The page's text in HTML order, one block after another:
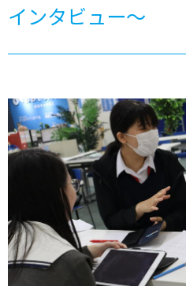
インタビュー～